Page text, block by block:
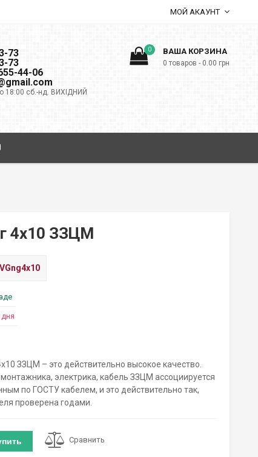
МОЙ АКАУНТ
0 ВАША КОРЗИНА
0 товаров - 0.00 грн
73
73
44-06
18:00 сб.-нд. ВИХІДНИЙ
4х10 ЗЗЦМ
ЗЗЦМ – это действительно высокое качество.
электрика, кабель ЗЗЦМ ассоциируется
по ГОСТУ кабелем, и это действительно так,
проверена годами.
Сравнить